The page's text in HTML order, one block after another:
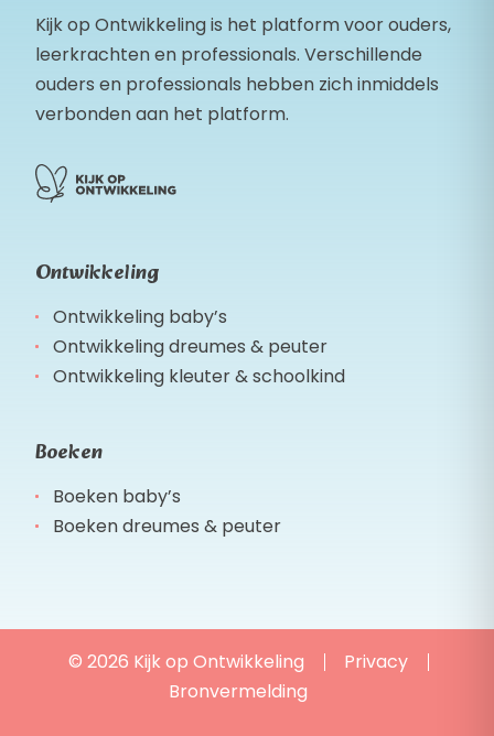
Kijk op Ontwikkeling is het platform voor ouders,
leerkrachten en professionals. Verschillende
ouders en professionals hebben zich inmiddels
verbonden aan het platform.
Ontwikkeling
Ontwikkeling baby’s
Ontwikkeling dreumes & peuter
Ontwikkeling kleuter & schoolkind
Boeken
Boeken baby’s
Boeken dreumes & peuter
© 2026 Kijk op Ontwikkeling
Privacy
Bronvermelding